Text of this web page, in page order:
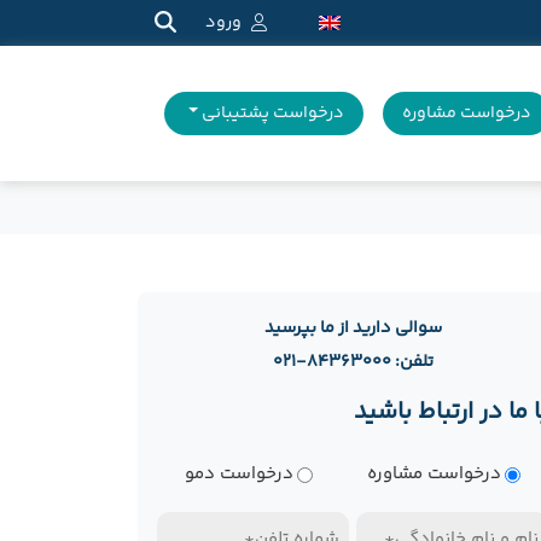
ورود
درخواست مشاوره درخواست پشتیبانی
سوالی دارید از ما بپرسید
تلفن: ۸۴۳۶۳۰۰۰-۰۲۱
ما در ارتباط باشید
نوع
درخواست مشاوره درخواست دمو
نام
تلفن